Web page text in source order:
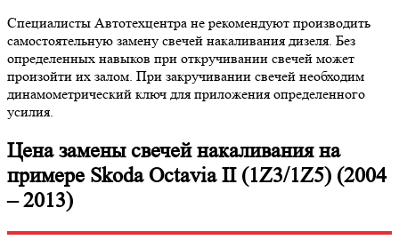
Специалисты Автотехцентра не рекомендуют производить
самостоятельную замену свечей накаливания дизеля. Без
определенных навыков при откручивании свечей может
произойти их залом. При закручивании свечей необходим
динамометрический ключ для приложения определенного
усилия.
Цена замены свечей накаливания на
примере Skoda Octavia II (1Z3/1Z5) (2004
– 2013)